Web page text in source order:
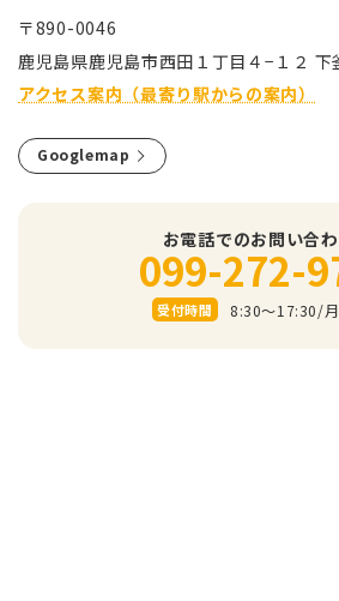
〒890-0046
⿅児島県⿅児島市⻄⽥１丁⽬４−１２ 下
アクセス案内（最寄り駅からの案内）
Googlemap
お電話でのお問い合
099-272-
受付時間 8:30～17:30/